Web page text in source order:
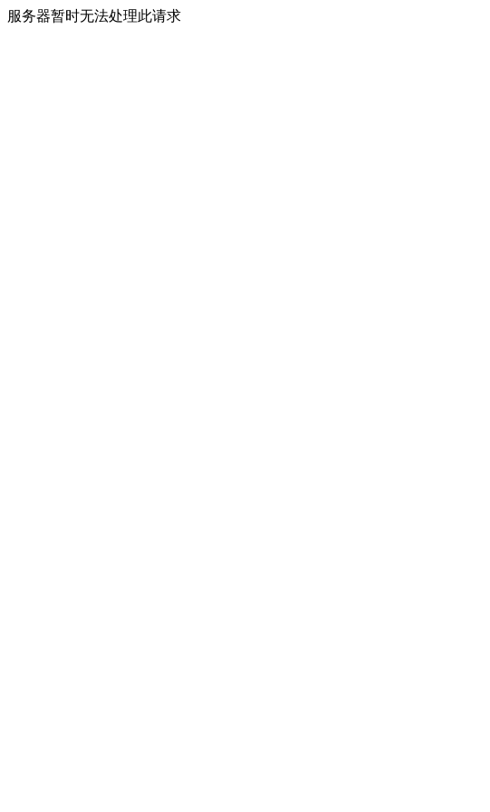
服务器暂时无法处理此请求